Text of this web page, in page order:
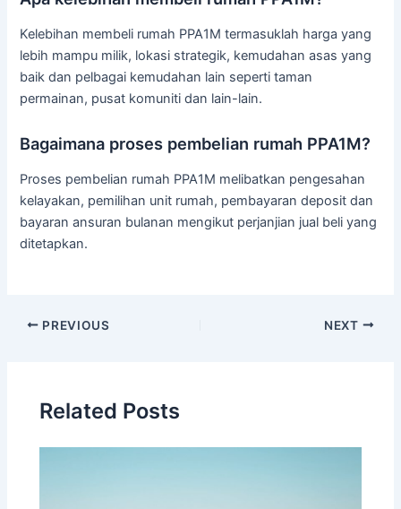
Kelebihan membeli rumah PPA1M termasuklah harga yang
lebih mampu milik, lokasi strategik, kemudahan asas yang
baik dan pelbagai kemudahan lain seperti taman
permainan, pusat komuniti dan lain-lain.
Bagaimana proses pembelian rumah PPA1M?
Proses pembelian rumah PPA1M melibatkan pengesahan
kelayakan, pemilihan unit rumah, pembayaran deposit dan
bayaran ansuran bulanan mengikut perjanjian jual beli yang
ditetapkan.
PREVIOUS NEXT
Related Posts